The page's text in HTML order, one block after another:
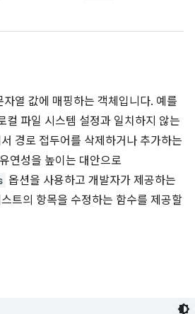
열 값에 매핑하는 객체입니다. 예를
컬 파일 시스템 설정과 일치하지 않는
경로 접두어를 삭제하거나 추가하는
연성을 높이는 대안으로
옵션을 사용하고 개발자가 제공하는
트의 항목을 수정하는 함수를 제공할